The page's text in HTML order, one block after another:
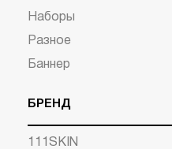
Наборы
Разное
Баннер
БРЕНД
111SKIN